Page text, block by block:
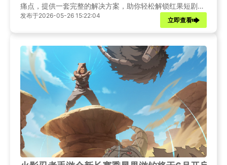
痛点，提供一套完整的解决方案，助你轻松解锁红果短剧，
畅享与国内同步的追剧体验。
发布于2026-05-26 15:22:04
立即查看